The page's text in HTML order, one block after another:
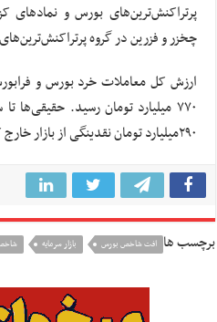
پرتراکنش‌ترین‌های بورس و نمادهای
چخزر و فزرین در گروه
ارزش کل معاملات خرد بورس و
۷۷۰ میلیارد تومان رسید.
۲۹۰میلیارد تومان نقدینگی از بازار خارج کردند.
برچسب ها افت شاخص بورس بازار سرمایه